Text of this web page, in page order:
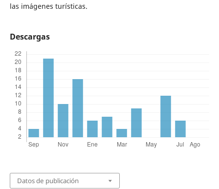
las imágenes turísticas.
Descargas
Datos de publicación